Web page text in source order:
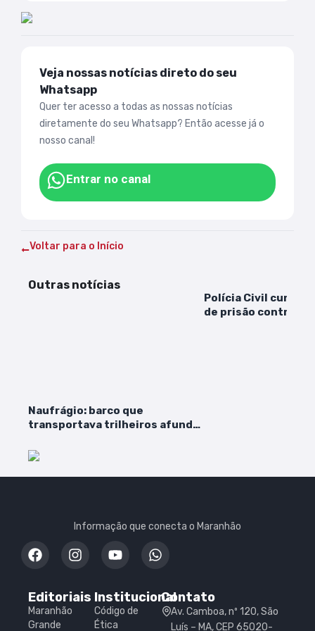
Veja nossas notícias direto do seu
Whatsapp
Quer ter acesso a todas as nossas notícias
diretamente do seu Whatsapp? Então acesse já o
nosso canal!
Entrar no canal
Voltar para o Início
Outras notícias
Naufrágio: barco que
transportava trilheiros afunda
estão desaparecidas
Polícia Civil cumpre
de prisão contra
Informação que conecta o Maranhão
Editoriais
Maranhão
Grande
Institucional
Código de
Ética
Contato
Av. Camboa, nº 120, São
Luís – MA, CEP 65020-